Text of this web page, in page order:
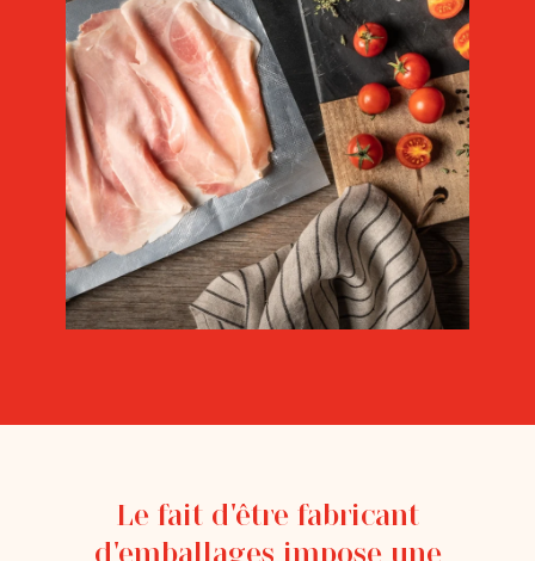
Le fait d'être fabricant
d'emballages impose une